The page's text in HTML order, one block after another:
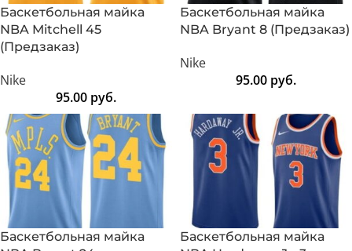
Баскетбольная майка
NBA Mitchell 45
(Предзаказ)
Nike
95.00 руб.
Баскетбольная майка
NBA Bryant 8 (Предзаказ)
Nike
95.00 руб.
Баскетбольная майка
Баскетбольная майка